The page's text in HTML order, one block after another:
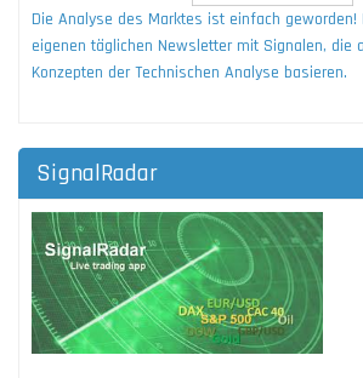
Die Analyse des Marktes ist einfach geworden!
eigenen täglichen Newsletter mit Signalen, die
Konzepten der Technischen Analyse basieren.
SignalRadar